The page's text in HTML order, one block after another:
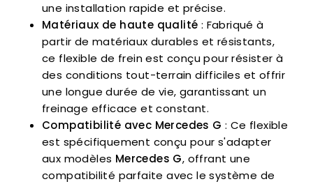
une installation rapide et précise.
Matériaux de haute qualité : Fabriqué à
partir de matériaux durables et résistants,
ce flexible de frein est conçu pour résister à
des conditions tout-terrain difficiles et offrir
une longue durée de vie, garantissant un
freinage efficace et constant.
Compatibilité avec Mercedes G : Ce flexible
est spécifiquement conçu pour s'adapter
aux modèles Mercedes G, offrant une
compatibilité parfaite avec le système de